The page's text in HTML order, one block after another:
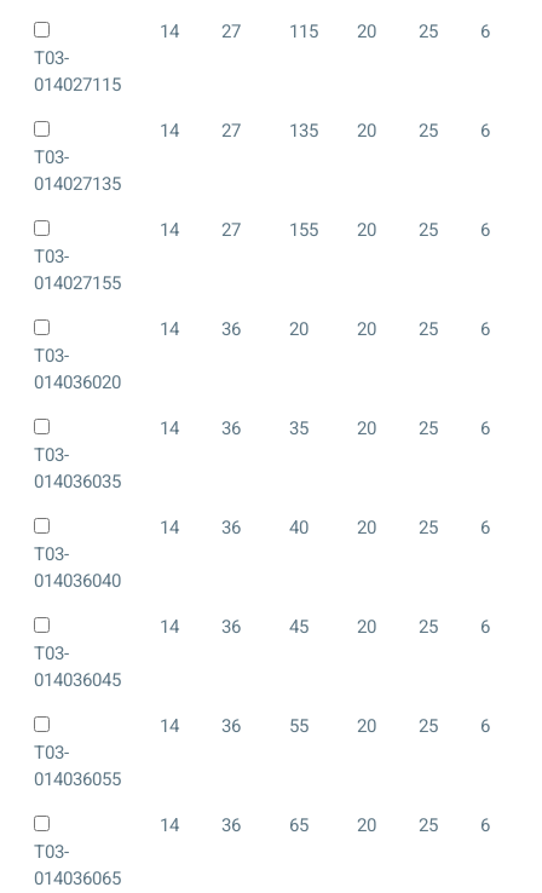
T03-
014027115
14 27 115 20 25 6
T03-
014027135
14 27 135 20 25 6
T03-
014027155
14 27 155 20 25 6
T03-
014036020
14 36 20 20 25 6
T03-
014036035
14 36 35 20 25 6
T03-
014036040
14 36 40 20 25 6
T03-
014036045
14 36 45 20 25 6
T03-
014036055
14 36 55 20 25 6
T03-
014036065
14 36 65 20 25 6